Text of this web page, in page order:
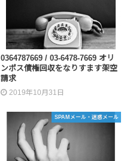
0364787669 / 03-6478-7669 オリ
ンポス債権回収をなりすます架空
請求
2019年10月31日
SPAMメール・迷惑メール